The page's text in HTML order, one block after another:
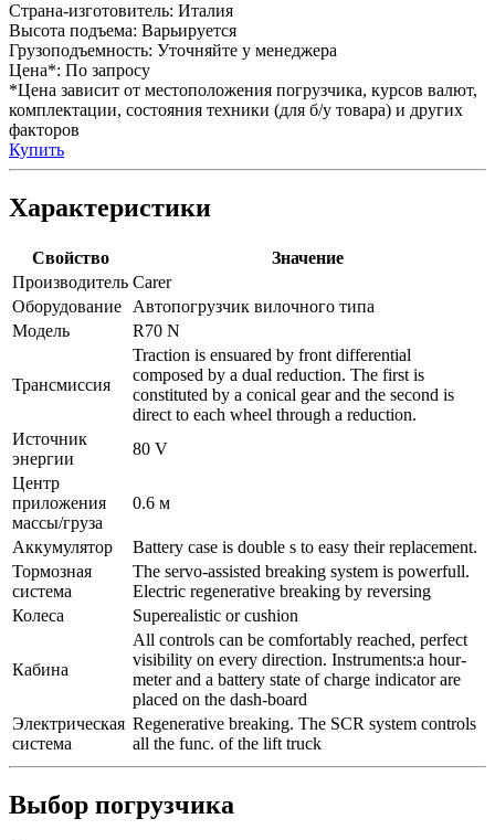
Страна-изготовитель: Италия
Высота подъема: Варьируется
Грузоподъемность: Уточняйте у менеджера
Цена*: По запросу
*Цена зависит от местоположения погрузчика, курсов валют,
комплектации, состояния техники (для б/у товара) и других
факторов
Купить
Характеристики
Свойство
Значение
Производитель Carer
Оборудование
Автопогрузчик вилочного типа
Модель
R70 N
Трансмиссия
Traction is ensuared by front differential
composed by a dual reduction. The first is
constituted by a conical gear and the second is
direct to each wheel through a reduction.
Источник
энергии
80 V
Центр
приложения
массы/груза
0.6 м
Аккумулятор
Battery case is double s to easy their replacement.
Тормозная
система
The servo-assisted breaking system is powerfull.
Electric regenerative breaking by reversing
Колеса
Superealistic or cushion
Кабина
All controls can be comfortably reached, perfect
visibility on every direction. Instruments:a hour-
meter and a battery state of charge indicator are
placed on the dash-board
Электрическая
система
Regenerative breaking. The SCR system controls
all the func. of the lift truck
Выбор погрузчика